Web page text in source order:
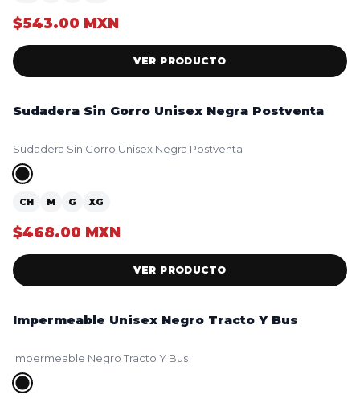
$543.00 MXN
VER PRODUCTO
NUEVO
Sudadera Sin Gorro Unisex Negra Postventa
Sudadera Sin Gorro Unisex Negra Postventa
CH M G XG
$468.00 MXN
VER PRODUCTO
NUEVO
Impermeable Unisex Negro Tracto Y Bus
Impermeable Negro Tracto Y Bus